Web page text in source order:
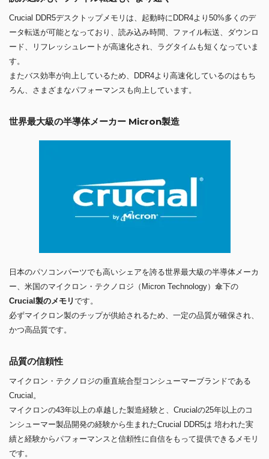
Crucial DDR5デスクトップメモリは、起動時にDDR4より50%多くのデ
ータ転送が可能となっており、読み込み時間、ファイル転送、ダウンロ
ード、リフレッシュレートが高速化され、ラグタイムも短くなっていま
す。
またバス効率が向上しているため、DDR4より高速化しているのはもち
ろん、さまざまなパフォーマンスも向上しています。
世界最大級の半導体メーカー Micron製造
日本のパソコンパーツでも高いシェアを誇る世界最大級の半導体メーカ
ー、米国のマイクロン・テクノロジ（Micron Technology）傘下の
Crucial製のメモリです。
必ずマイクロン製のチップが供給されるため、一定の品質が確保され、
かつ高品質です。
品質の信頼性
マイクロン・テクノロジの垂直統合型コンシューマーブランドである
Crucial。
マイクロンの43年以上の卓越した製造経験と、Crucialの25年以上のコ
ンシューマー製品開発の経験から生まれたCrucial DDR5は 培われた実
績と経験からパフォーマンスと信頼性に自信をもって提供できるメモリ
です。